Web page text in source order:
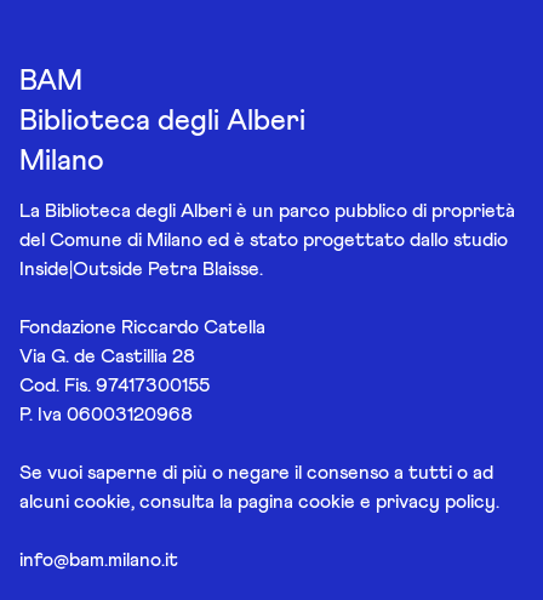
BAM
Biblioteca degli Alberi
Milano
La Biblioteca degli Alberi è un parco pubblico di proprietà
del Comune di Milano ed è stato progettato dallo studio
Inside|Outside Petra Blaisse.
Fondazione Riccardo Catella
Via G. de Castillia 28
Cod. Fis. 97417300155
P. Iva 06003120968
Se vuoi saperne di più o negare il consenso a tutti o ad
alcuni cookie, consulta la pagina cookie e privacy policy.
info@bam.milano.it